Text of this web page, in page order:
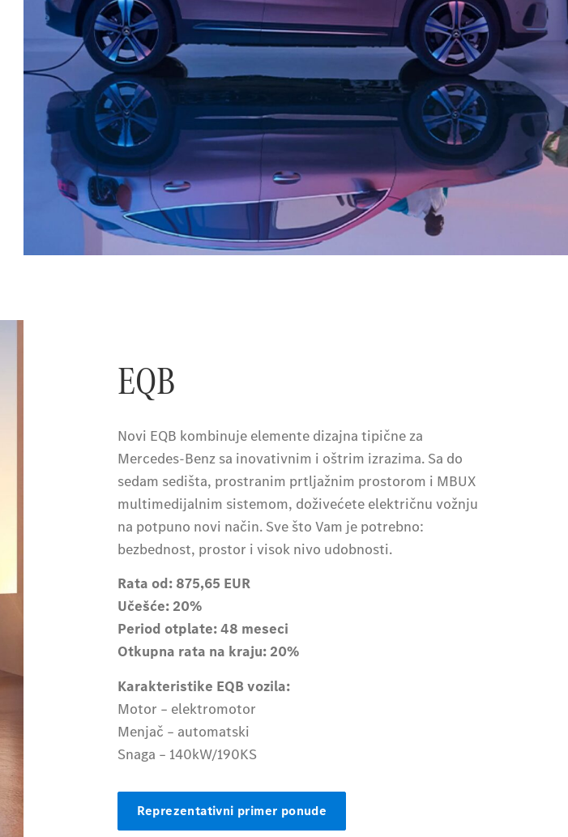
EQB
Novi EQB kombinuje elemente dizajna tipične za
Mercedes-Benz sa inovativnim i oštrim izrazima. Sa do
sedam sedišta, prostranim prtljažnim prostorom i MBUX
multimedijalnim sistemom, doživećete električnu vožnju
na potpuno novi način. Sve što Vam je potrebno:
bezbednost, prostor i visok nivo udobnosti.
Rata od: 875,65 EUR
Učešće: 20%
Period otplate: 48 meseci
Otkupna rata na kraju: 20%
Karakteristike EQB vozila:
Motor – elektromotor
Menjač – automatski
Snaga – 140kW/190KS
Reprezentativni primer ponude